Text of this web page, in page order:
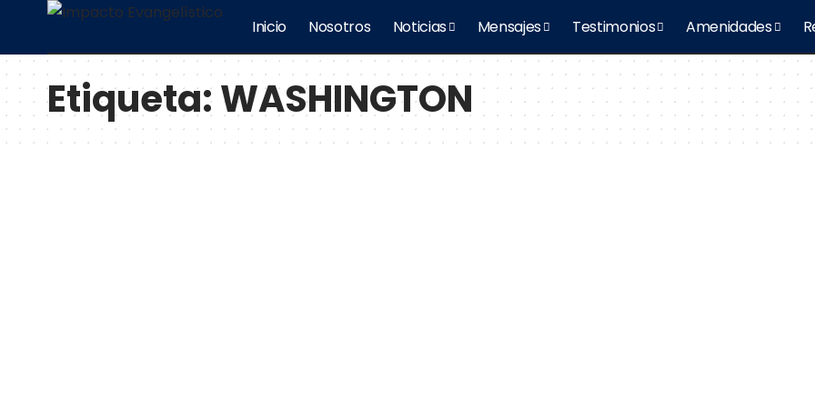
Inicio Nosotros Noticias Mensajes Testimonios Amenidades
Etiqueta:WASHINGTON